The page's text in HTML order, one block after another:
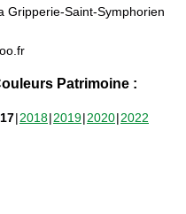
Gripperie-Saint-Symphorien
Patrimoine :
2018 2019 2020 2022